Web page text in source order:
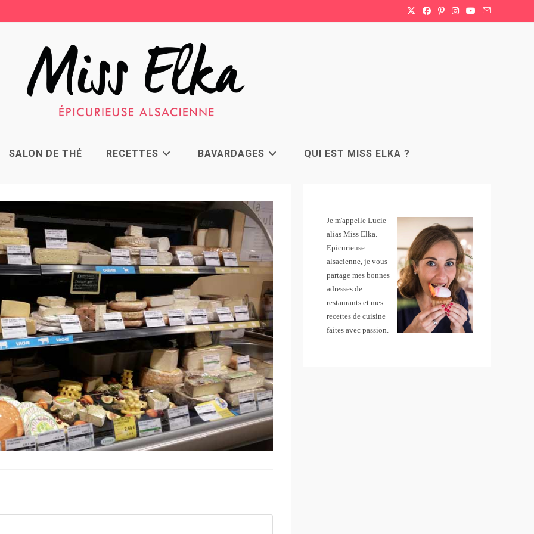
SALON DE THÉ RECETTES BAVARDAGES QUI EST MISS ELKA ?
Je m'appelle Lucie
alias Miss Elka.
Epicurieuse
alsacienne, je vous
partage mes bonnes
adresses de
restaurants et mes
recettes de cuisine
faites avec passion.